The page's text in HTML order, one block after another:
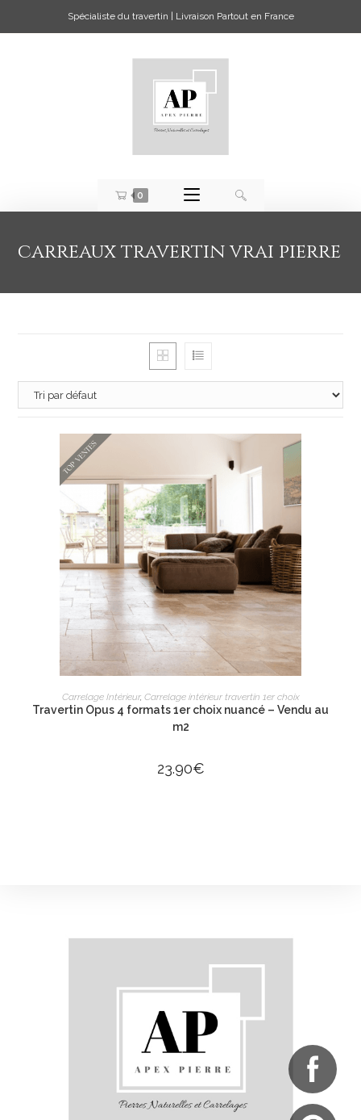
Spécialiste du travertin | Livraison Partout en France
0
carreaux travertin vrai pierre
AJOUTER AU PANIER
Carrelage Intérieur, Carrelage intérieur travertin 1er choix
Travertin Opus 4 formats 1er choix nuancé – Vendu au
m2
23.90€